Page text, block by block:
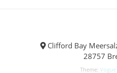
Clifford Bay
28757
Theme: Vogue